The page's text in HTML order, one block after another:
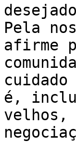
Pela
afirme
é,
velhos,